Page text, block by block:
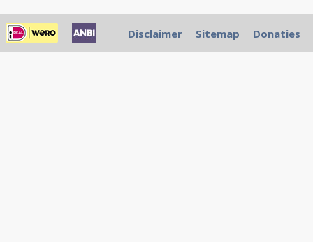
Disclaimer Sitemap Donaties